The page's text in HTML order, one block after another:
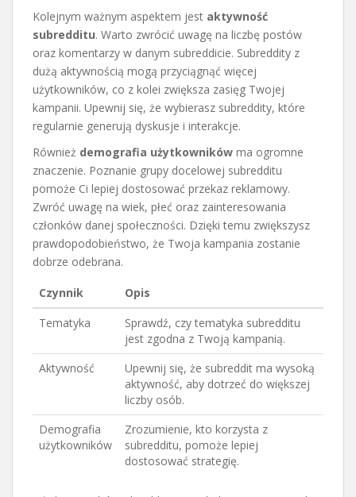
Kolejnym ważnym aspektem jest aktywność
subredditu. Warto zwrócić uwagę na liczbę postów
oraz komentarzy w danym subreddicie. Subreddity z
dużą aktywnością mogą przyciągnąć więcej
użytkowników, co z kolei zwiększa zasięg Twojej
kampanii. Upewnij się, że wybierasz subreddity, które
regularnie generują dyskusje i interakcje.
Również demografia użytkowników ma ogromne
znaczenie. Poznanie grupy docelowej subredditu
pomoże Ci lepiej dostosować przekaz reklamowy.
Zwróć uwagę na wiek, płeć oraz zainteresowania
członków danej społeczności. Dzięki temu zwiększysz
prawdopodobieństwo, że Twoja kampania zostanie
dobrze odebrana.
Czynnik
Opis
Tematyka
Sprawdź, czy tematyka subredditu
jest zgodna z Twoją kampanią.
Aktywność
Upewnij się, że subreddit ma wysoką
aktywność, aby dotrzeć do większej
liczby osób.
Demografia
użytkowników
Zrozumienie, kto korzysta z
subredditu, pomoże lepiej
dostosować strategię.